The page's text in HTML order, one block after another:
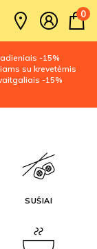
0
-15%
su krevetėmis
-15%
SUŠIAI